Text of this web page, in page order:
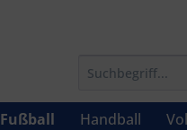
Fußball Handball